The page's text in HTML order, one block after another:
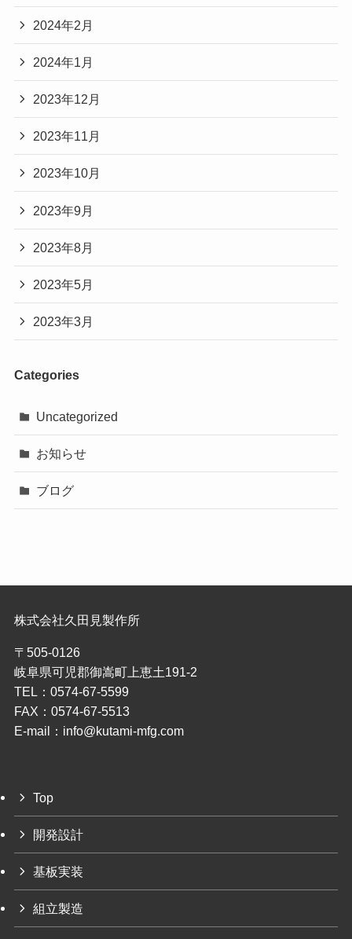
2024年2月
2024年1月
2023年12月
2023年11月
2023年10月
2023年9月
2023年8月
2023年5月
2023年3月
Categories
Uncategorized
お知らせ
ブログ
株式会社久田見製作所
〒505-0126
岐阜県可児郡御嵩町上恵土191-2
TEL：0574-67-5599
FAX：0574-67-5513
E-mail：info@kutami-mfg.com
Top
開発設計
基板実装
組立製造